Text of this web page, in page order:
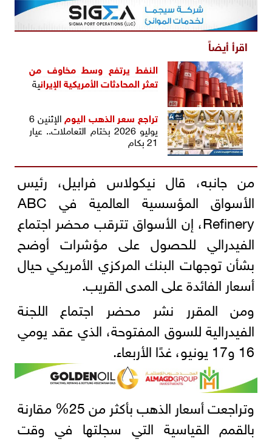
اقرأ أيضاً
النفط يرتفع وسط مخاوف من
تعثر المحادثات الأمريكية الإيرانية
تراجع سعر الذهب اليوم الإثنين 6
يوليو 2026 بختام التعاملات.. عيار
21 بكام
من جانبه، قال نيكولاس فرابيل، رئيس
الأسواق المؤسسية العالمية في ABC
Refinery، إن الأسواق تترقب محضر اجتماع
الفيدرالي للحصول على مؤشرات أوضح
بشأن توجهات البنك المركزي الأمريكي حيال
أسعار الفائدة على المدى القريب.
ومن المقرر نشر محضر اجتماع اللجنة
الفيدرالية للسوق المفتوحة، الذي عقد يومي
16 و17 يونيو، غدًا الأربعاء.
وتراجعت أسعار الذهب بأكثر من 25% مقارنة
بالقمم القياسية التي سجلتها في وقت